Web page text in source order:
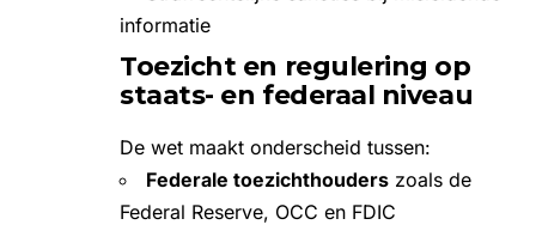
informatie
Toezicht en regulering op
staats- en federaal niveau
De wet maakt onderscheid tussen:
Federale toezichthouders zoals de
Federal Reserve, OCC en FDIC